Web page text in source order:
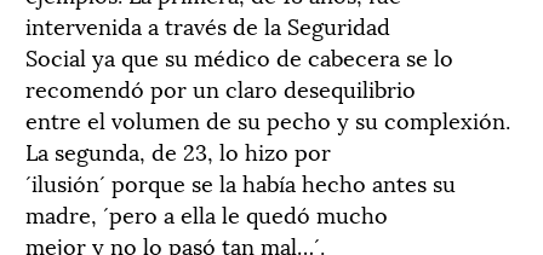
intervenida a través de la Seguridad
Social ya que su médico de cabecera se lo
recomendó por un claro desequilibrio
entre el volumen de su pecho y su complexión.
La segunda, de 23, lo hizo por
´ilusión´ porque se la había hecho antes su
madre, ´pero a ella le quedó mucho
mejor y no lo pasó tan mal…´.